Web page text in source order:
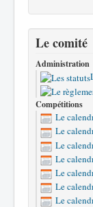
Le comité
Administration
Compétitions
Le
Le
Le
Le
Le
Le
Le